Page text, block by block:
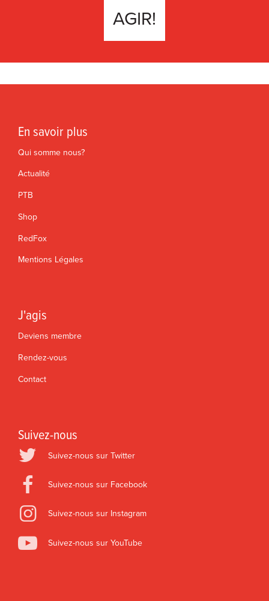
AGIR!
En savoir plus
Qui somme nous?
Actualité
PTB
Shop
RedFox
Mentions Légales
J'agis
Deviens membre
Rendez-vous
Contact
Suivez-nous
Suivez-nous sur Twitter
Suivez-nous sur Facebook
Suivez-nous sur Instagram
Suivez-nous sur YouTube